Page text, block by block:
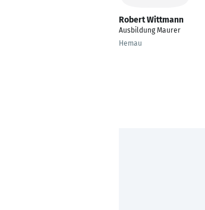
Robert Wittmann
Ausbildung Maurer
Hemau